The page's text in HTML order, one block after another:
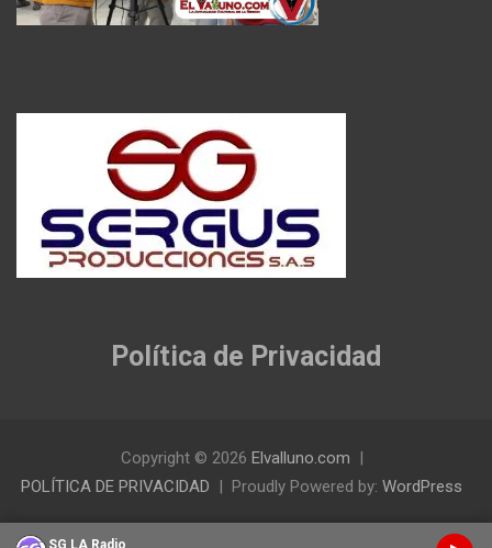
Política de Privacidad
Copyright © 2026 Elvalluno.com
POLÍTICA DE PRIVACIDAD
Proudly Powered by: WordPress
SG LA Radio